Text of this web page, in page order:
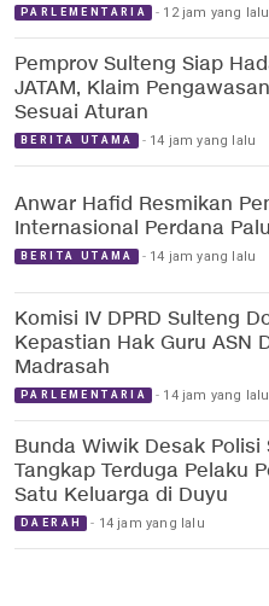
PARLEMENTARIA 12 jam yang lalu
Pemprov Sulteng Siap
JATAM, Klaim
Sesuai Aturan
BERITA UTAMA 14 jam yang lalu
Anwar Hafid Resmikan
Internasional Perdana
BERITA UTAMA 14 jam yang lalu
Komisi IV DPRD Sulteng
Kepastian Hak Guru ASN
Madrasah
PARLEMENTARIA 14 jam yang lalu
Bunda Wiwik Desak Polisi
Tangkap Terduga Pelaku
Satu Keluarga di Duyu
DAERAH 14 jam yang lalu